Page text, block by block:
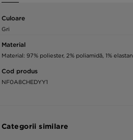
Culoare
Gri
Material
Material: 97% poliester, 2% poliamidă, 1% elastan
Cod produs
NF0A8CHEDYY1
Categorii similare